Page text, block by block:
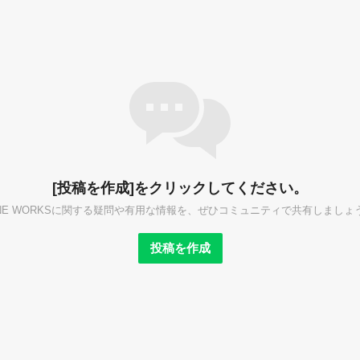
[投稿を作成]をクリックしてください。
WORKSに関する疑問や有用な情報を、ぜひコミュニティで共有しましょ
投稿を作成